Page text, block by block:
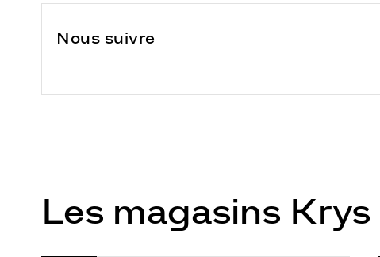
Nous suivre
Les magasins Krys